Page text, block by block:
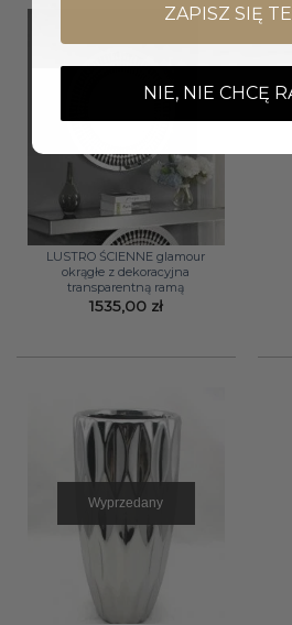
LUSTRO ŚCIENNE glamour
okrągłe z dekoracyjna
transparentną ramą
1535,00 zł
Wyprzedany
ZAPISZ SIĘ
NIE, NIE CHCĘ